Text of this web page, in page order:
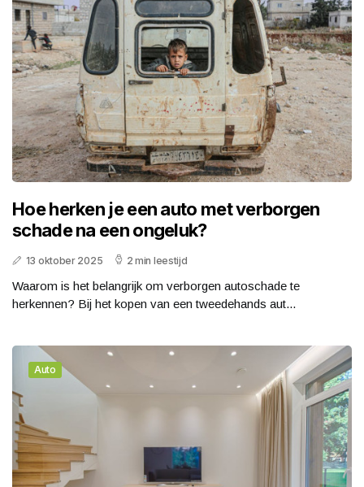
Hoe herken je een auto met verborgen
schade na een ongeluk?
13 oktober 2025 2 min leestijd
Waarom is het belangrijk om verborgen autoschade te
herkennen? Bij het kopen van een tweedehands aut...
Auto